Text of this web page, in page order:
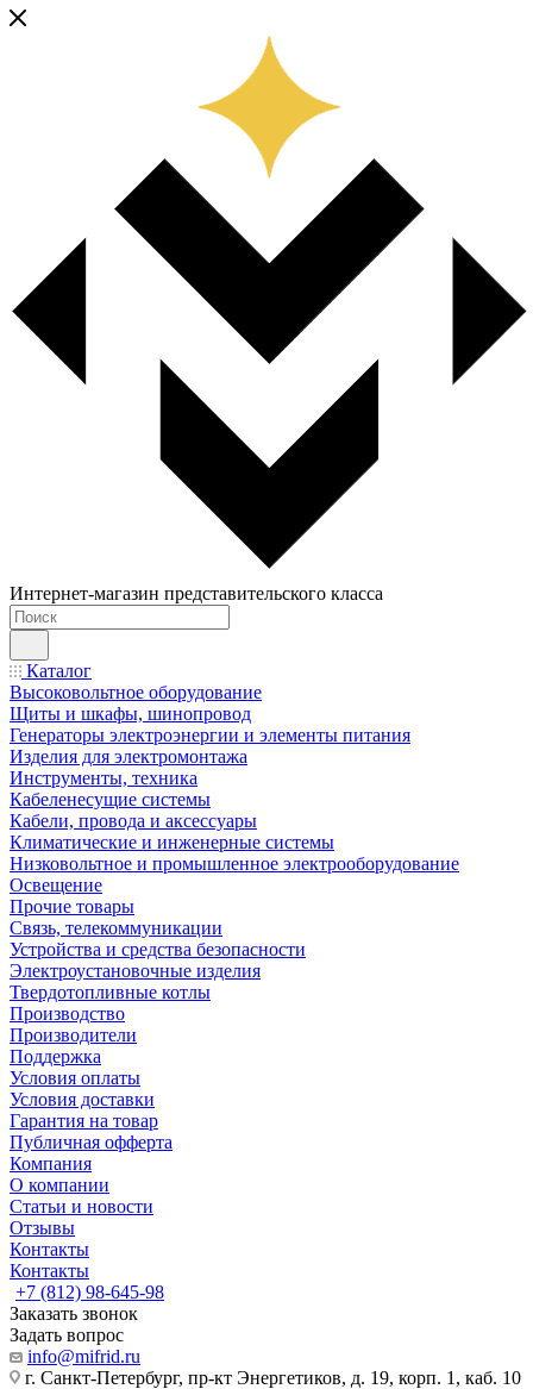
Интернет-магазин представительского класса
Каталог
Высоковольтное оборудование
Щиты и шкафы, шинопровод
Генераторы электроэнергии и элементы питания
Изделия для электромонтажа
Инструменты, техника
Кабеленесущие системы
Кабели, провода и аксессуары
Климатические и инженерные системы
Низковольтное и промышленное электрооборудование
Освещение
Прочие товары
Связь, телекоммуникации
Устройства и средства безопасности
Электроустановочные изделия
Твердотопливные котлы
Производство
Производители
Поддержка
Условия оплаты
Условия доставки
Гарантия на товар
Публичная офферта
Компания
О компании
Статьи и новости
Отзывы
Контакты
Контакты
+7 (812) 98-645-98
Заказать звонок
Задать вопрос
info@mifrid.ru
г. Санкт-Петербург, пр-кт Энергетиков, д. 19, корп. 1, каб. 10